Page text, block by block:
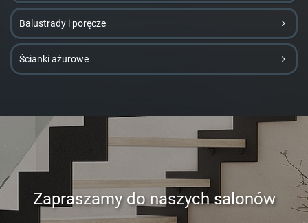
Balustrady i poręcze
Ścianki ażurowe
Zapraszamy do naszych salonów